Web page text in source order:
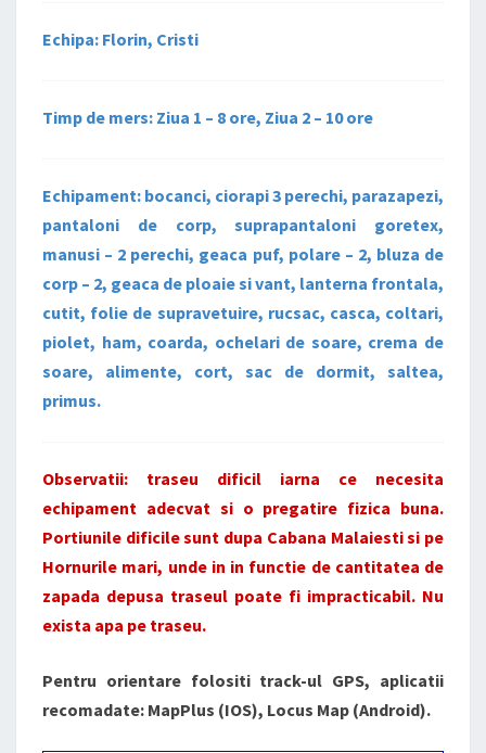
Echipa: Florin, Cristi
Timp de mers: Ziua 1 – 8 ore, Ziua 2 – 10 ore
Echipament: bocanci, ciorapi 3 perechi, parazapezi,
pantaloni de corp, suprapantaloni goretex,
manusi – 2 perechi, geaca puf, polare – 2, bluza de
corp – 2, geaca de ploaie si vant, lanterna frontala,
cutit, folie de supravetuire, rucsac, casca, coltari,
piolet, ham, coarda, ochelari de soare, crema de
soare, alimente, cort, sac de dormit, saltea,
primus.
Observatii: traseu dificil iarna ce necesita
echipament adecvat si o pregatire fizica buna.
Portiunile dificile sunt dupa Cabana Malaiesti si pe
Hornurile mari, unde in in functie de cantitatea de
zapada depusa traseul poate fi impracticabil. Nu
exista apa pe traseu.
Pentru orientare folositi track-ul GPS, aplicatii
recomadate: MapPlus (IOS), Locus Map (Android).